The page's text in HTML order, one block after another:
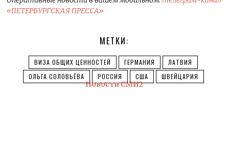
«ПЕТЕРБУРГСКАЯ ПРЕССА»
МЕТКИ:
ВИЗА ОБЩИХ ЦЕННОСТЕЙ ГЕРМАНИЯ
ЛАТВИЯ
ОЛЬГА СОЛОВЬЁВА
РОССИЯ США ШВЕЙЦАРИЯ
Новости СМИ2